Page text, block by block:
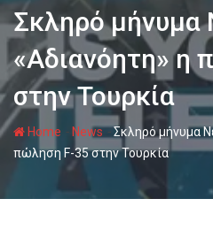
Σκληρό μήνυμα
«Αδιανόητη» η
στην Τουρκία
Home - News-Σκληρό μήνυμα
πώληση F-35 στην Τουρκία